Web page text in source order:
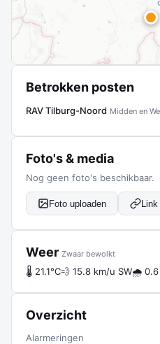
Betrokken posten
RAV Tilburg-Noord Midden en
Foto's & media
Nog geen foto's beschikbaar.
Foto uploaden
Weer Zwaar bewolkt
🌡 21.1°C💨 15.8 km/u SW🌧 0.6
Overzicht
Alarmeringen